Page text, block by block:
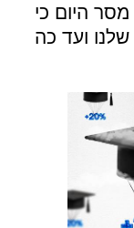
היום כי
ועד כה